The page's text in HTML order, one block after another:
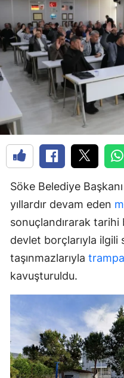
Söke Belediye
yıllardır devam eden
sonuçlandırarak tarihi
devlet borçlarıyla ilgili
taşınmazlarıyla trampa
kavuşturuldu.